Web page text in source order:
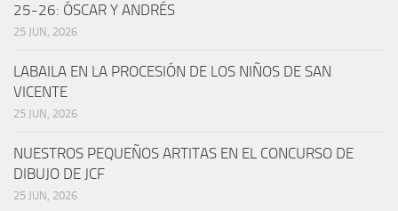
25-26: ÓSCAR Y ANDRÉS
25 JUN, 2026
LABAILA EN LA PROCESIÓN DE LOS NIÑOS DE SAN
VICENTE
25 JUN, 2026
NUESTROS PEQUEÑOS ARTITAS EN EL CONCURSO DE
DIBUJO DE JCF
25 JUN, 2026